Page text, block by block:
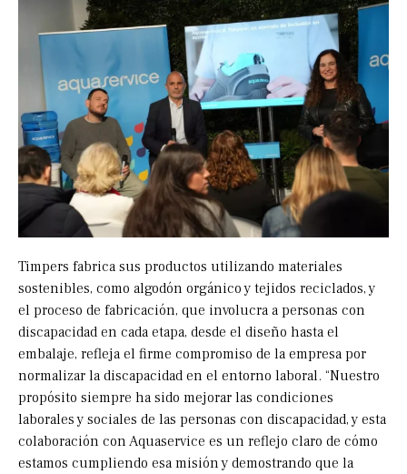
Timpers fabrica sus productos utilizando materiales
sostenibles, como algodón orgánico y tejidos reciclados, y
el proceso de fabricación, que involucra a personas con
discapacidad en cada etapa, desde el diseño hasta el
embalaje, refleja el firme compromiso de la empresa por
normalizar la discapacidad en el entorno laboral. “Nuestro
propósito siempre ha sido mejorar las condiciones
laborales y sociales de las personas con discapacidad, y esta
colaboración con Aquaservice es un reflejo claro de cómo
estamos cumpliendo esa misión y demostrando que la